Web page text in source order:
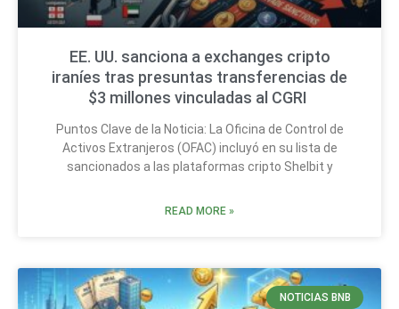
EE. UU. sanciona a exchanges cripto
iraníes tras presuntas transferencias de
$3 millones vinculadas al CGRI
Puntos Clave de la Noticia: La Oficina de Control de
Activos Extranjeros (OFAC) incluyó en su lista de
sancionados a las plataformas cripto Shelbit y
READ MORE »
NOTICIAS BNB